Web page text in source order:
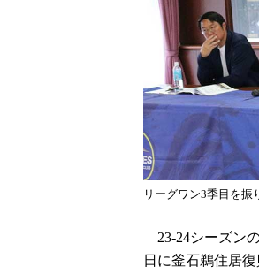
リーグワン3季目を
23-24シーズン
日に釜石鵜住居